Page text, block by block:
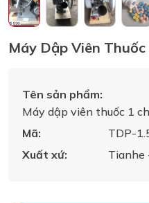
Máy Dập Viên
Tên sản phẩm:
Máy dập viên thuốc 1
Mã:
TDP-
Xuất xứ:
Tianhe